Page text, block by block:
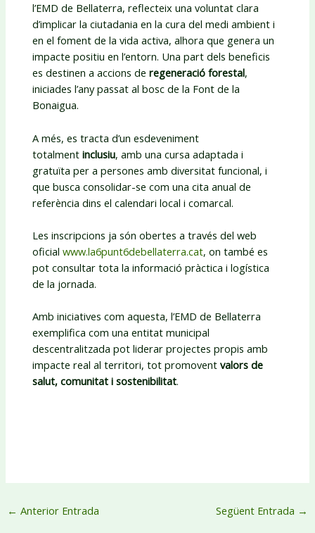
l’EMD de Bellaterra, reflecteix una voluntat clara
d’implicar la ciutadania en la cura del medi ambient i
en el foment de la vida activa, alhora que genera un
impacte positiu en l’entorn. Una part dels beneficis
es destinen a accions deregeneració forestal,
iniciades l’any passat al bosc de la Font de la
Bonaigua.
A més, es tracta d’un esdeveniment
totalmentinclusiu, amb una cursa adaptada i
gratuïta per a persones amb diversitat funcional, i
que busca consolidar-se com una cita anual de
referència dins el calendari local i comarcal.
Les inscripcions ja són obertes a través del web
oficialwww.la6punt6debellaterra.cat, on també es
pot consultar tota la informació pràctica i logística
de la jornada.
Amb iniciatives com aquesta, l’EMD de Bellaterra
exemplifica com una entitat municipal
descentralitzada pot liderar projectes propis amb
impacte real al territori, tot promoventvalors de
salut, comunitat i sostenibilitat.
← Anterior Entrada Següent Entrada →